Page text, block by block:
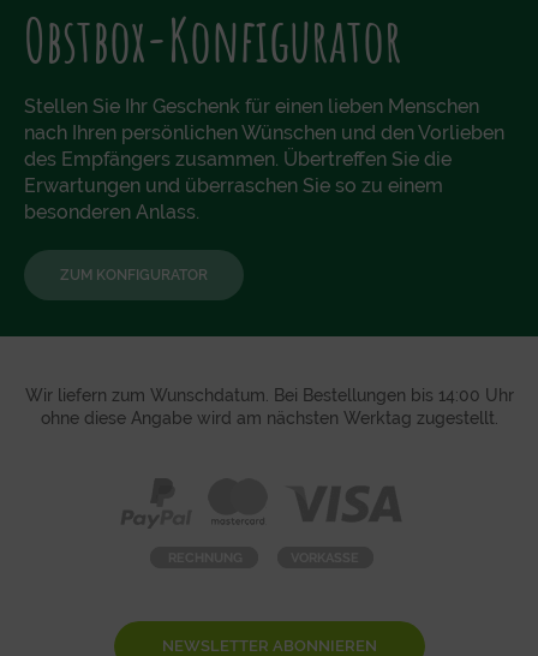
Obstbox-Konfigurator
Stellen Sie Ihr Geschenk für einen lieben Menschen
nach Ihren persönlichen Wünschen und den Vorlieben
des Empfängers zusammen. Übertreffen Sie die
Erwartungen und überraschen Sie so zu einem
besonderen Anlass.
ZUM KONFIGURATOR
Wir liefern zum Wunschdatum. Bei Bestellungen bis 14:00 Uhr
ohne diese Angabe wird am nächsten Werktag zugestellt.
NEWSLETTER ABONNIEREN